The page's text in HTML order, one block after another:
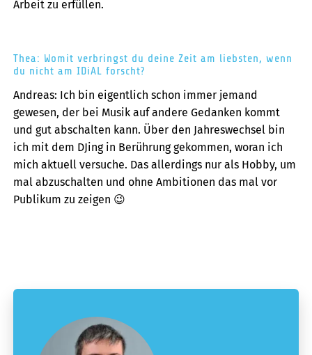
Arbeit zu erfüllen.
Thea: Womit verbringst du deine Zeit am liebsten, wenn
du nicht am IDiAL forscht?
Andreas: Ich bin eigentlich schon immer jemand
gewesen, der bei Musik auf andere Gedanken kommt
und gut abschalten kann. Über den Jahreswechsel bin
ich mit dem DJing in Berührung gekommen, woran ich
mich aktuell versuche. Das allerdings nur als Hobby, um
mal abzuschalten und ohne Ambitionen das mal vor
Publikum zu zeigen 😉